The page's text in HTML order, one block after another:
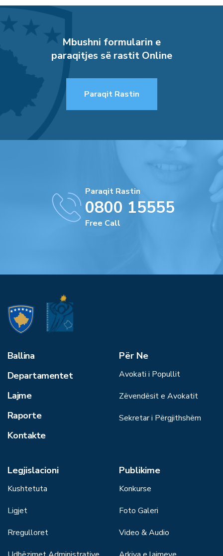
Mbushni formularin e
paraqitjes së rastit Online
Paraqit Rastin
Paraqit Rastin
0800 15555
Free Call
Ballina
Departamentet
Lajme
Raporte
Kontakte
Për Ne
Avokati i Popullit
Zëvendësit e Avokatit
Sekretar i Përgjithshëm
Legjislacioni
Kushtetuta
Ligjet
Rregulloret
Publikime
Konkurse
Foto Galeri
Video & Audio